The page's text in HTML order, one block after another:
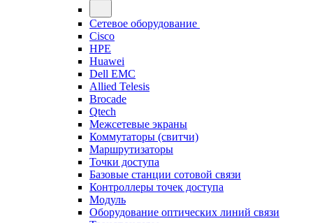
Сетевое оборудование
Cisco
HPE
Huawei
Dell EMC
Allied Telesis
Brocade
Qtech
Межсетевые экраны
Коммутаторы (свитчи)
Маршрутизаторы
Точки доступа
Базовые станции сотовой связи
Контроллеры точек доступа
Модуль
Оборудование оптических линий связи